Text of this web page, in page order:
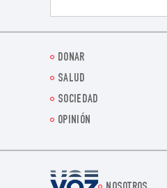
DONAR
SALUD
SOCIEDAD
OPINIÓN
Voz.us